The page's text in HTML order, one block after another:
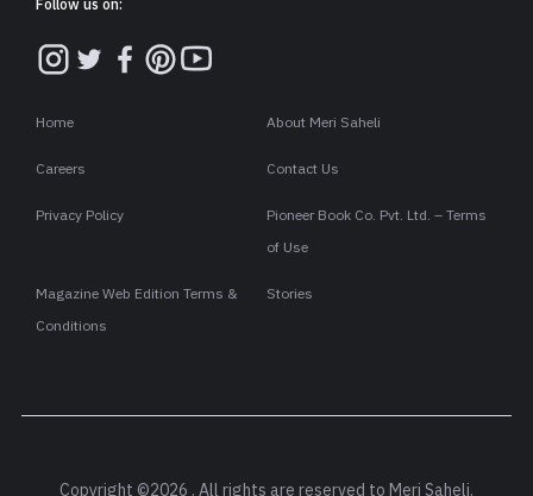
Follow us on:
Home About Meri Saheli
Careers Contact Us
Privacy Policy
Pioneer Book Co. Pvt. Ltd. – Terms
of Use
Magazine Web Edition Terms &
Conditions
Stories
Copyright ©2026 . All rights are reserved to Meri Saheli.